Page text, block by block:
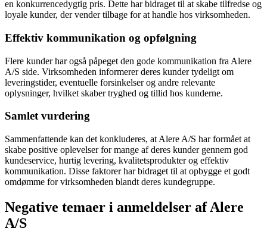
en konkurrencedygtig pris. Dette har bidraget til at skabe tilfredse og
loyale kunder, der vender tilbage for at handle hos virksomheden.
Effektiv kommunikation og opfølgning
Flere kunder har også påpeget den gode kommunikation fra Alere
A/S side. Virksomheden informerer deres kunder tydeligt om
leveringstider, eventuelle forsinkelser og andre relevante
oplysninger, hvilket skaber tryghed og tillid hos kunderne.
Samlet vurdering
Sammenfattende kan det konkluderes, at Alere A/S har formået at
skabe positive oplevelser for mange af deres kunder gennem god
kundeservice, hurtig levering, kvalitetsprodukter og effektiv
kommunikation. Disse faktorer har bidraget til at opbygge et godt
omdømme for virksomheden blandt deres kundegruppe.
Negative temaer i anmeldelser af Alere
A/S